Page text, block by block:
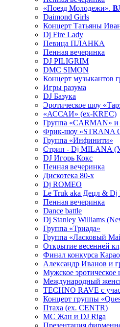
«Поезд Молодежи».
Daimond Girls
Концерт Татьяны
Dj Fire Lady
Певица ПЛАНКА
Пенная вечеринка
DJ PILIGRIM
DMC SIMON
Концерт
Игры разума
DJ Базука
Эротическое шоу
«АССАИ» (ex-KREC)
Группа «CARMAN»
Фрик-шоу «STRANA
Группа «Инфинити»
Стрип - Dj MILANA
DJ Игорь Кокс
Пенная вечеринка
Дискотека 80-х
Dj ROMEO
Le Truk aka Децл & Dj
Пенная вечеринка
Dance battle
Dj Stanley Williams
Группа «Триада»
Группа «Ласковый
Открытие весенней
Финал конкурса
Александр Иванов и
Мужское эротическое
Международный
TECHNO RAVE с
Концерт группы
Птаха (ex. CENTR)
МС Жан и DJ Riga
Презентация